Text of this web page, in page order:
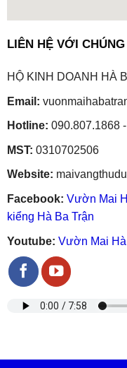
embedgooglemap.net
LIÊN HỆ VỚI CHÚNG
HỘ KINH DOANH HÀ
Email:
Hotline: 090.807.1868
MST: 0310702506
Website:
Facebook: Vườn Mai
kiểng Hà Ba Trận
Youtube: Vườn Mai Hà